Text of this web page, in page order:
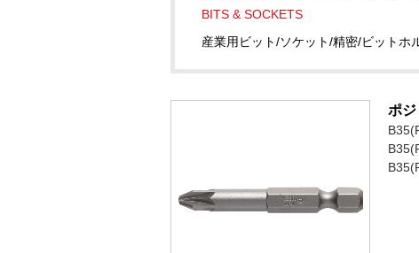
BITS & SOCKETS
産業用ビット/ソケット/精密/ビットホ
ポジ